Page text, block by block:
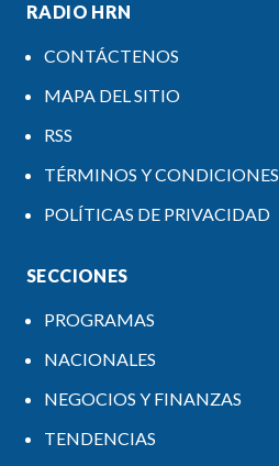
RADIO HRN
CONTÁCTENOS
MAPA DEL SITIO
RSS
TÉRMINOS Y CONDICIONES
POLÍTICAS DE PRIVACIDAD
SECCIONES
PROGRAMAS
NACIONALES
NEGOCIOS Y FINANZAS
TENDENCIAS